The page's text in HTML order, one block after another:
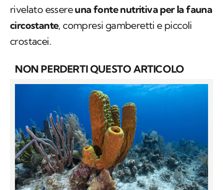
rivelato essereuna fonte nutritiva per la fauna
circostante, compresi gamberetti e piccoli
crostacei.
NON PERDERTI QUESTO ARTICOLO